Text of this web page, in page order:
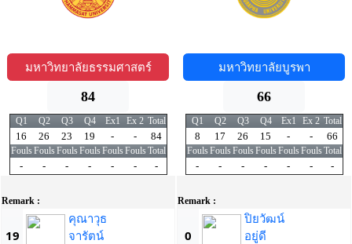
มหาวิทยาลัยธรรมศาสตร์
84
Q1 Q2 Q3 Q4 Ex1 Ex 2 Total
16 26 23 19 - - 84
FoulsFoulsFoulsFoulsFoulsFoulsTotal
- - - - - - -
Remark :
19
คุณาวุธ
จารัตน์
มหาวิทยาลัยบูรพา
66
Q1 Q2 Q3 Q4 Ex1 Ex 2 Total
8 17 26 15 - - 66
FoulsFoulsFoulsFoulsFoulsFoulsTotal
- - - - - - -
Remark :
0
ปิยวัฒน์
อยู่ดี